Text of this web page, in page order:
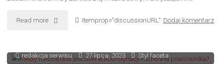
Read more "TABEX
skuteczna
itemprop="discussionURL" Dodaj komentarz
redakcja serwisu 27 lipca, 2023 Styl faceta